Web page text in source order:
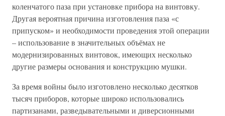
коленчатого паза при установке прибора на винтовку.
Другая вероятная причина изготовления паза «с
припуском» и необходимости проведения этой операции
– использование в значительных объёмах не
модернизированных винтовок, имеющих несколько
другие размеры основания и конструкцию мушки.
За время войны было изготовлено несколько десятков
тысяч приборов, которые широко использовались
партизанами, разведывательными и диверсионными